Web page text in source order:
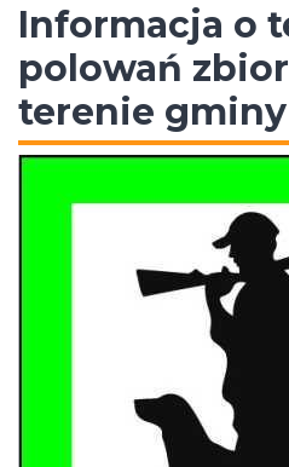
Informacja o
polowań
terenie